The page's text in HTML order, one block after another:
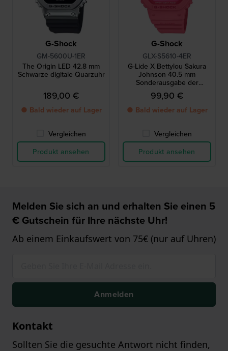
G-Shock
GM-5600U-1ER
The Origin LED 42.8 mm
Schwarze digitale Quarzuhr
189,00 €
● Bald wieder auf Lager
Vergleichen
Produkt ansehen
G-Shock
GLX-S5610-4ER
G-Lide X Bettylou Sakura
Johnson 40.5 mm
Sonderausgabe der
digitalen Gezeitenuhr aus
biobasiertem Harz
99,90 €
● Bald wieder auf Lager
Vergleichen
Produkt ansehen
Melden Sie sich an und erhalten Sie einen 5
€ Gutschein für Ihre nächste Uhr!
Ab einem Einkaufswert von 75€ (nur auf Uhren)
Anmelden
Kontakt
Sollten Sie die gesuchte Antwort nicht finden,